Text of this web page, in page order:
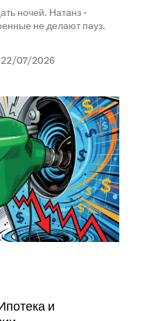
ночей. Натанз -
не делают пауз.
22/07/2026
и